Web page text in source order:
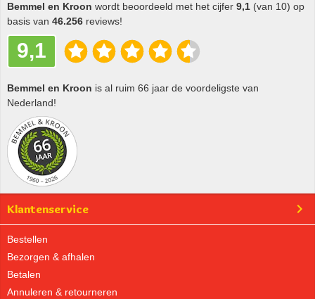
Bemmel en Kroon wordt beoordeeld met het cijfer 9,1 (van 10) op
basis van 46.256 reviews!
9,1
Bemmel en Kroon is al ruim 66 jaar de voordeligste van
Nederland!
Klantenservice
Bestellen
Bezorgen & afhalen
Betalen
Annuleren & retourneren